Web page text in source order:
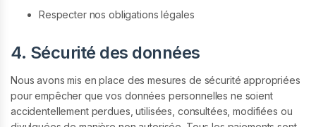
Respecter nos obligations légales
4. Sécurité des données
Nous avons mis en place des mesures de sécurité appropriées
pour empêcher que vos données personnelles ne soient
accidentellement perdues, utilisées, consultées, modifiées ou